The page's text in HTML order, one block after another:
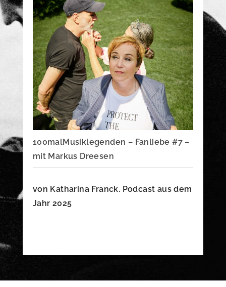
100malMusiklegenden – Fanliebe #7 –
mit Markus Dreesen
von Katharina Franck. Podcast aus dem
Jahr 2025